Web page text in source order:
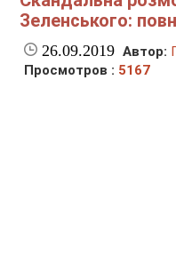
Зеленського:
26.09.2019 Автор:
Просмотров : 5167